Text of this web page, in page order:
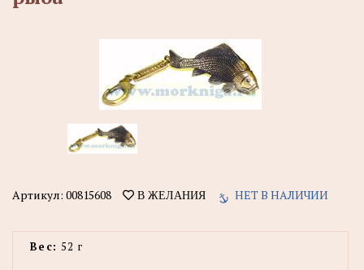
Артикул: 00815608 В ЖЕЛАНИЯ НЕТ В НАЛИЧИИ
Вес: 52 г